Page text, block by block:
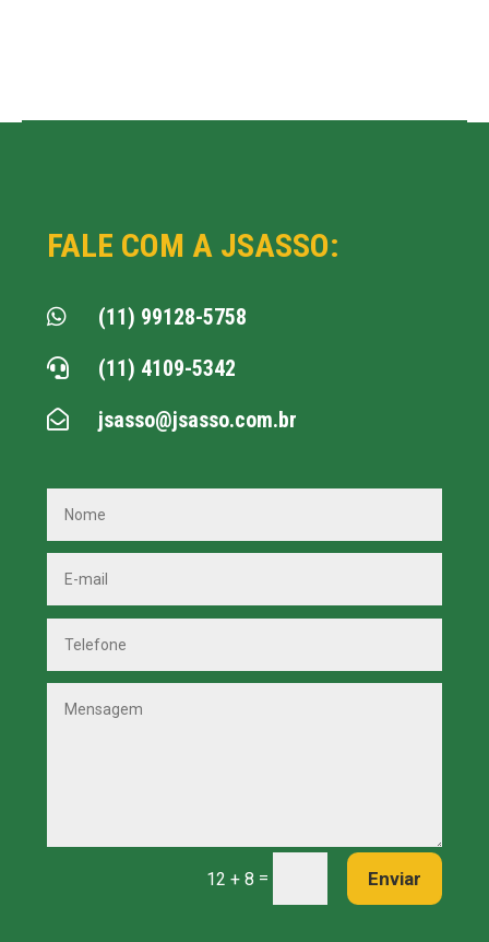
FALE COM A JSASSO:
 (11) 99128-5758
 (11) 4109-5342
 jsasso@jsasso.com.br
12 + 8 = Enviar